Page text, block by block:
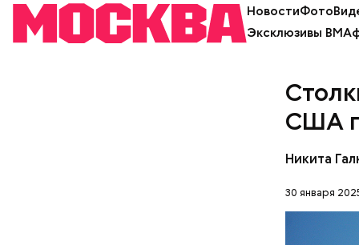
НовостиФото
Эксклюзивы ВМ
США
Никита
30 января
Особенно
Если вы